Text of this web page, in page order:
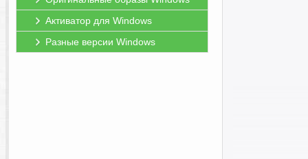
Активатор для Windows
Разные версии Windows